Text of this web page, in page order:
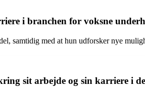
i branchen for voksne
samtidig med at hun udforsker nye
sit arbejde og sin karriere i